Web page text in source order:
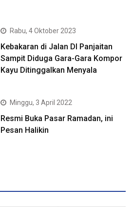
Rabu, 4 Oktober 2023
Kebakaran di Jalan DI Panjaitan
Sampit Diduga Gara-Gara Kompor
Kayu Ditinggalkan Menyala
Minggu, 3 April 2022
Resmi Buka Pasar Ramadan, ini
Pesan Halikin